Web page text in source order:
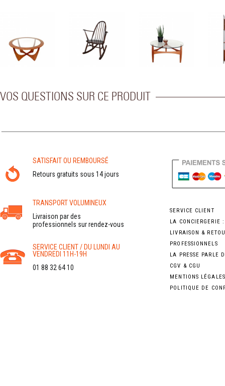
VOS QUESTIONS SUR CE PRODUIT
SATISFAIT OU REMBOURSÉ
Retours gratuits sous 14 jours
TRANSPORT VOLUMINEUX
Livraison par des
professionnels sur rendez-vous
SERVICE CLIENT / DU LUNDI AU
VENDREDI 11H-19H
01 88 32 64 10
SERVICE CLIENT
LA CONCIERGERIE
LIVRAISON &
PROFESSIONNELS
LA PRESSE PARLE
CGV & CGU
MENTIONS LÉGALES
POLITIQUE DE